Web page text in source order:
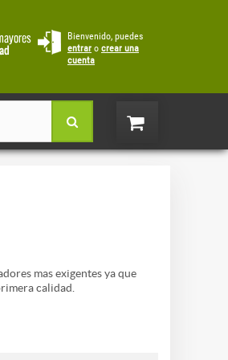
Bienvenido, puedes
entrar o crear una
cuenta
mas exigentes ya que
calidad.